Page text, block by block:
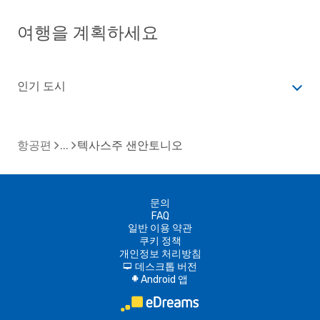
여행을 계획하세요
인기 도시
항공편 텍사스주 샌안토니오
문의
FAQ
일반 이용 약관
쿠키 정책
개인정보 처리방침
d 데스크톱 버전
A Android 앱